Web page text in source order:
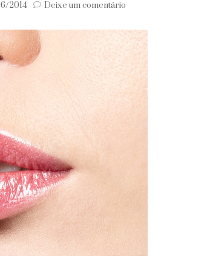
2014 Deixe um comentário
para
aumentar
os